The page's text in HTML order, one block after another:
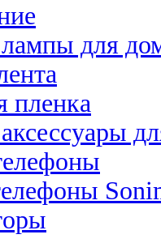
для
пленка